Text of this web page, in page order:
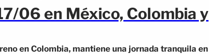
06 en México, Colombia y
en Colombia, mantiene una jornada tranquila en